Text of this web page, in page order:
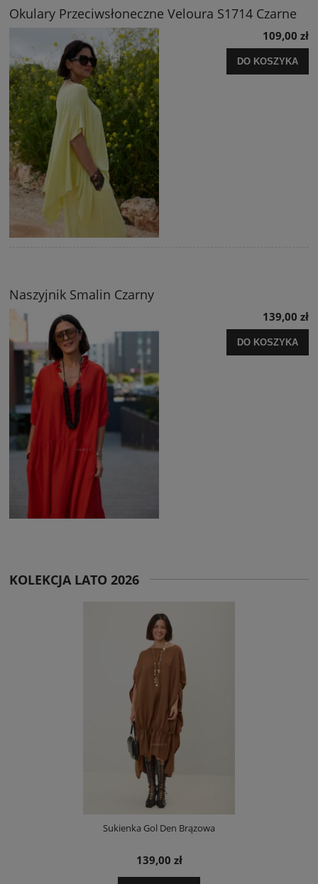
Okulary Przeciwsłoneczne Veloura S1714 Czarne
109,00 zł
DO KOSZYKA
Naszyjnik Smalin Czarny
139,00 zł
DO KOSZYKA
KOLEKCJA LATO 2026
Sukienka Gol Den Brązowa
139,00 zł